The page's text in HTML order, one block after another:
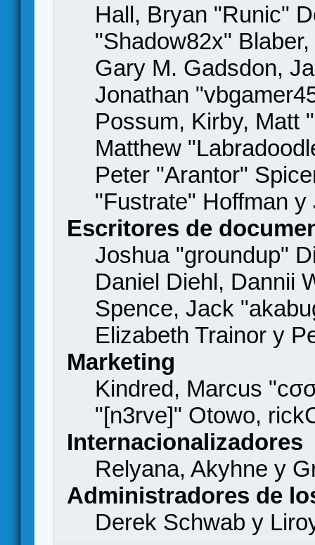
Hall, Bryan "Runic"
"Shadow82x"
Gary M. Gadsdon,
Jonathan
Possum, Kirby, Matt
Matthew
Peter "Arantor"
"Fustrate" Hoffman
Escritores de
Joshua "groundup"
Daniel Diehl, Dannii
Spence, Jack
Elizabeth Trainor y
Marketing
Kindred, Marcus
"[n3rve]" Otowo,
Internacionalizadores
Relyana, Akyhne y
Administradores de
Derek Schwab y